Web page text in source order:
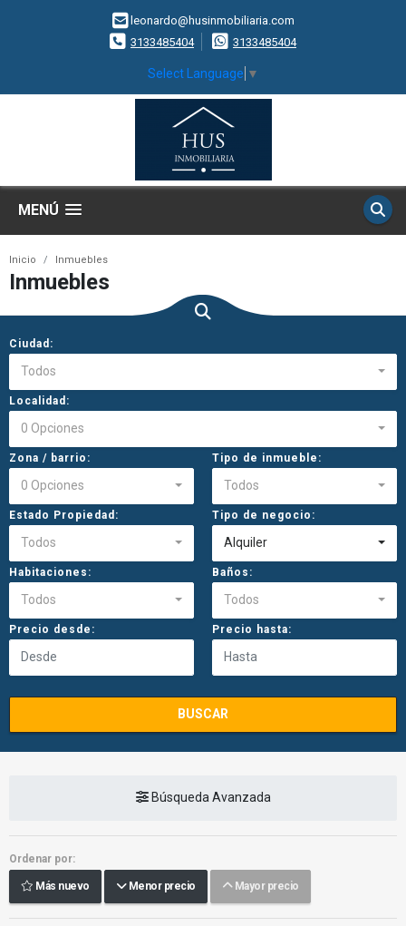
leonardo@husinmobiliaria.com
3133485404
3133485404
Select Language ▼
MENÚ
Inicio Inmuebles
Inmuebles
Ciudad:
Todos
Localidad:
0 Opciones
Zona / barrio:
0 Opciones
Tipo de inmueble:
Todos
Estado Propiedad:
Todos
Tipo de negocio:
Alquiler
Habitaciones:
Todos
Baños:
Todos
Precio desde: Precio hasta:
BUSCAR
Búsqueda Avanzada
Ordenar por:
Más nuevo Menor precio Mayor precio